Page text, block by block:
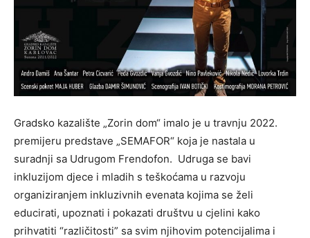
Gradsko kazalište „Zorin dom“ imalo je u travnju 2022.
premijeru predstave „SEMAFOR“ koja je nastala u
suradnji sa Udrugom Frendofon. Udruga se bavi
inkluzijom djece i mladih s teškoćama u razvoju
organiziranjem inkluzivnih evenata kojima se želi
educirati, upoznati i pokazati društvu u cjelini kako
prihvatiti “različitosti” sa svim njihovim potencijalima i